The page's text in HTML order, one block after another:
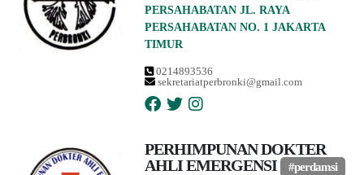
PERSAHABATAN JL. RAYA
PERSAHABATAN NO. 1 JAKARTA
TIMUR
0214893536
sekretariatperbronki@gmail.com
PERHIMPUNAN DOKTER
AHLI EMERGENSI
#perdamsi